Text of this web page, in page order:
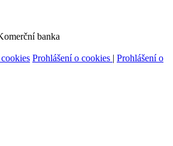
banka
Prohlášení o cookies | Prohlášení o